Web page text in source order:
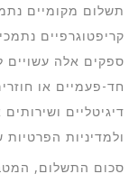
תשלום מקומיים
קריפטוגרפיים
ספקים אלה עשויים
דיגיטליים
ולמדיניות
סכום התשלום,